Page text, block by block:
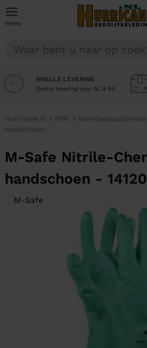
menu
SNELLE LEVERING
Snelle levering voor NL & BE
Hurricane.nl > PBM > Werkhandschoenen
handschoen
M-Safe Nitrile-
handschoen -